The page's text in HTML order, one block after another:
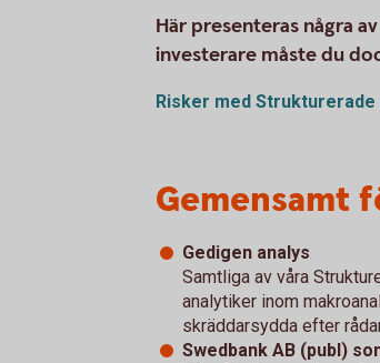
Här presenteras några
investerare måste du
Risker med Strukturerade
Gemensamt
Gedigen analys
Samtliga av våra
analytiker inom
skräddarsydda efter
Swedbank AB (publ)